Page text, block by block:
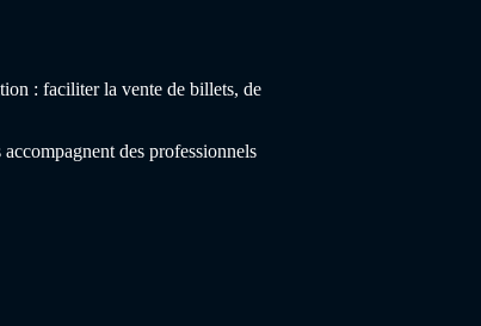
: faciliter la vente de billets, de
des professionnels